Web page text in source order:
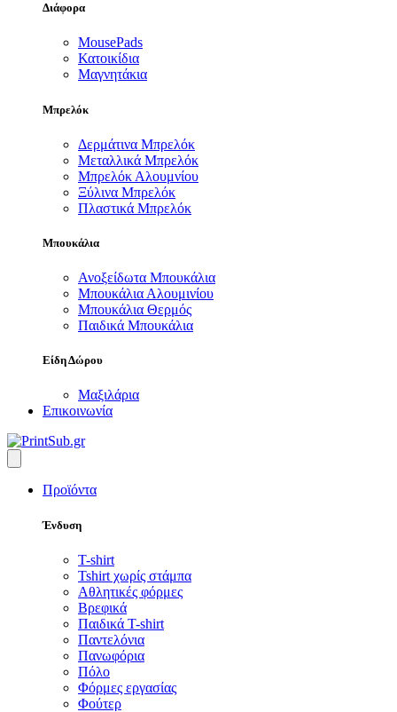
Διάφορα
MousePads
Κατοικίδια
Μαγνητάκια
Μπρελόκ
Δερμάτινα Μπρελόκ
Μεταλλικά Μπρελόκ
Μπρελόκ Αλουμνίου
Ξύλινα Μπρελόκ
Πλαστικά Μπρελόκ
Μπουκάλια
Ανοξείδωτα Μπουκάλια
Μπουκάλια Αλουμινίου
Μπουκάλια Θερμός
Παιδικά Μπουκάλια
Είδη Δώρου
Μαξιλάρια
Επικοινωνία
Προϊόντα
Ένδυση
T-shirt
Tshirt χωρίς στάμπα
Αθλητικές φόρμες
Βρεφικά
Παιδικά T-shirt
Παντελόνια
Πανωφόρια
Πόλο
Φόρμες εργασίας
Φούτερ